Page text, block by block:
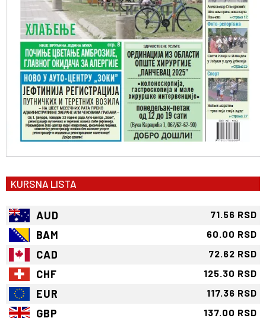
KURSNA LISTA
AUD 71.56 RSD
BAM 60.00 RSD
CAD 72.62 RSD
CHF 125.30 RSD
EUR 117.36 RSD
GBP 137.00 RSD